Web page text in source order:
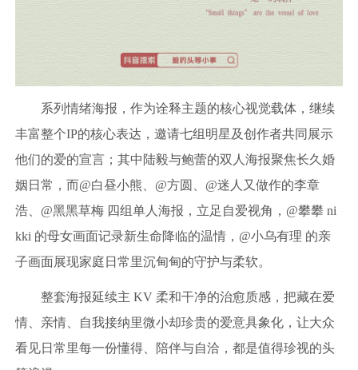
系列情绪海报，作为诠释主题的核心视觉载体，继续
丰富整个IP的核心表达，邀请七组明星及创作者共同展示
他们的爱的宣言；其中陆毅与鲍蕾的双人海报聚焦长久婚
姻日常，而@白昼小熊、@方圆、@迷人又做作的李章
浩、@黑黑草梅 四组单人海报，立足自爱视角，@攀攀 ni
kki 的母女画面记录新生命降临的温情，@小乌有理 的亲
子画面展现家庭日常里沉甸甸的守护与柔软。
整套海报延续主 KV 柔和干净的治愈质感，把藏在爱
情、亲情、自我接纳里微小却珍贵的爱意具象化，让大众
看见日常里每一份懂得、陪伴与自洽，都是值得珍视的头